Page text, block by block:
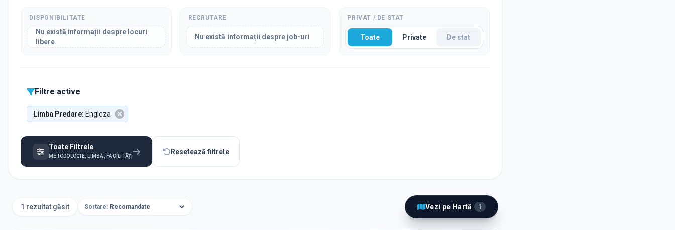
DISPONIBILITATE
Nu există informații despre locuri
libere
RECRUTARE
Nu există informații despre job-uri
PRIVAT / DE STAT
Toate Private De stat
Filtre active
Limba Predare: Engleza
Toate Filtrele
METODOLOGIE, LIMBĂ, FACILITĂȚI
Resetează filtrele
1 rezultat găsit Sortare: Vezi pe Hartă 1